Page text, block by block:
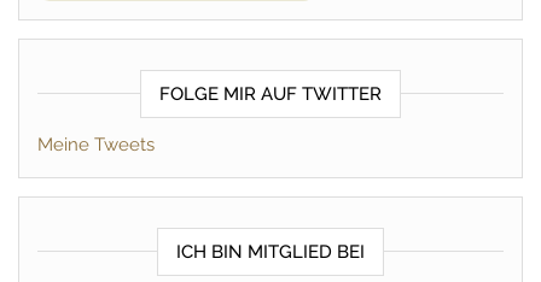
FOLGE MIR AUF TWITTER
Meine Tweets
ICH BIN MITGLIED BEI